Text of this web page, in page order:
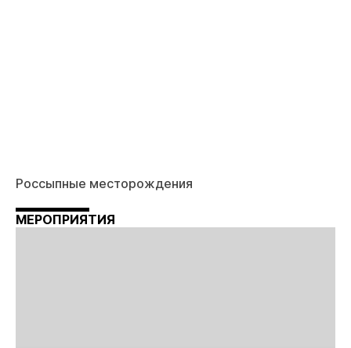
Россыпные месторождения
МЕРОПРИЯТИЯ